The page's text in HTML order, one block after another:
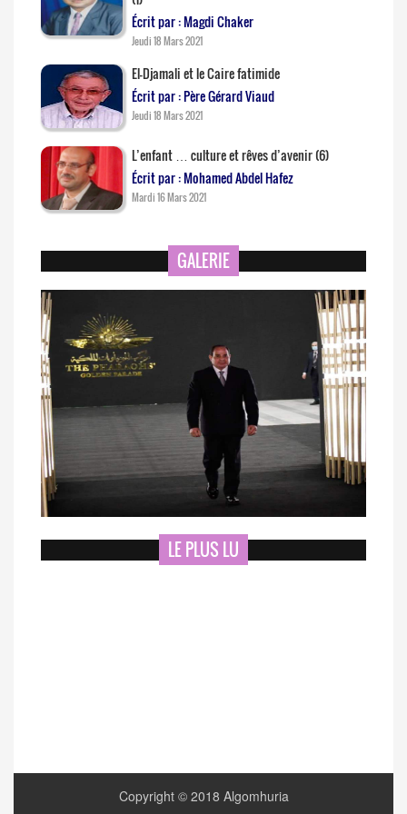
Écrit par : Magdi Chaker
Jeudi 18 Mars 2021
El-Djamali et le Caire fatimide
Écrit par : Père Gérard Viaud
Jeudi 18 Mars 2021
L’enfant … culture et rêves d’avenir (6)
Écrit par : Mohamed Abdel Hafez
Mardi 16 Mars 2021
GALERIE
LE PLUS LU
Copyright © 2018 Algomhuria